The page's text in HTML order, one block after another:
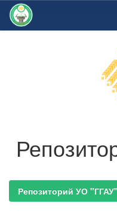
Репозиторий УО "ГГАУ"